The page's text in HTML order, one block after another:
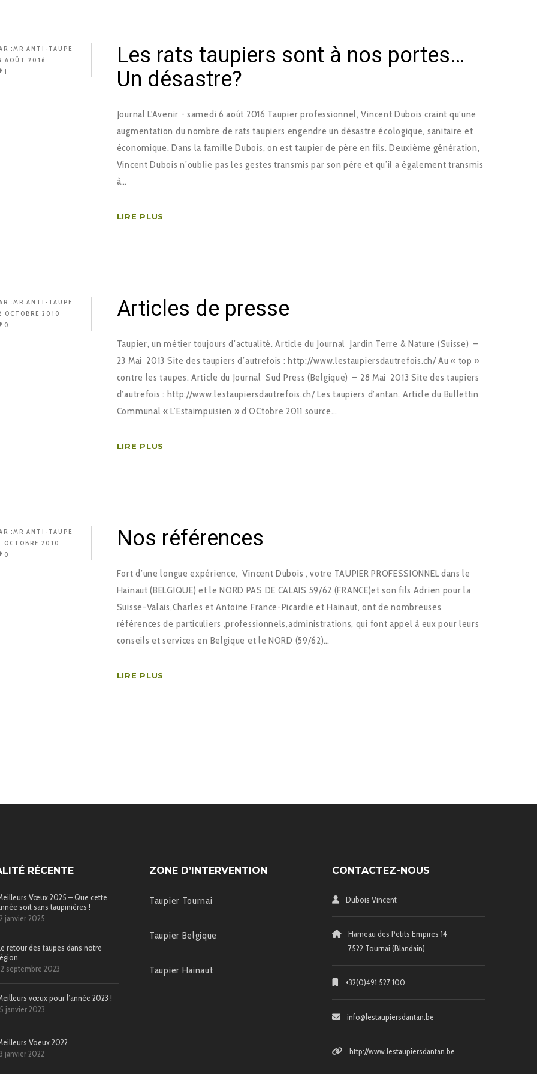
:MR ANTI-TAUPE
AOÛT 2016
1
Les rats taupiers sont à nos portes…
Un désastre?
Journal L'Avenir - samedi 6 août 2016 Taupier professionnel, Vincent Dubois craint qu’une
augmentation du nombre de rats taupiers engendre un désastre écologique, sanitaire et
économique. Dans la famille Dubois, on est taupier de père en fils. Deuxième génération,
Vincent Dubois n’oublie pas les gestes transmis par son père et qu’il a également transmis
à…
LIRE PLUS
:MR ANTI-TAUPE
OCTOBRE 2010
0
Articles de presse
Taupier, un métier toujours d’actualité. Article du Journal Jardin Terre & Nature (Suisse) –
23 Mai 2013 Site des taupiers d’autrefois : http://www.lestaupiersdautrefois.ch/ Au « top »
contre les taupes. Article du Journal Sud Press (Belgique) – 28 Mai 2013 Site des taupiers
d’autrefois : http://www.lestaupiersdautrefois.ch/ Les taupiers d’antan. Article du Bullettin
Communal « L’Estaimpuisien » d’OCtobre 2011 source…
LIRE PLUS
:MR ANTI-TAUPE
OCTOBRE 2010
0
Nos références
Fort d’une longue expérience, Vincent Dubois , votre TAUPIER PROFESSIONNEL dans le
Hainaut (BELGIQUE) et le NORD PAS DE CALAIS 59/62 (FRANCE)et son fils Adrien pour la
Suisse-Valais,Charles et Antoine France-Picardie et Hainaut, ont de nombreuses
références de particuliers ,professionnels,administrations, qui font appel à eux pour leurs
conseils et services en Belgique et le NORD (59/62)…
LIRE PLUS
RÉCENTE
Vœux 2025 – Que cette
soit sans taupinières !
janvier 2025
retour des taupes dans notre
septembre 2023
vœux pour l’année 2023 !
janvier 2023
Voeux 2022
janvier 2022
ZONE D’INTERVENTION
Taupier Tournai
Taupier Belgique
Taupier Hainaut
CONTACTEZ-NOUS
Dubois Vincent
Hameau des Petits Empires 14
7522 Tournai (Blandain)
+32(0)491 527 100
info@lestaupiersdantan.be
http://www.lestaupiersdantan.be